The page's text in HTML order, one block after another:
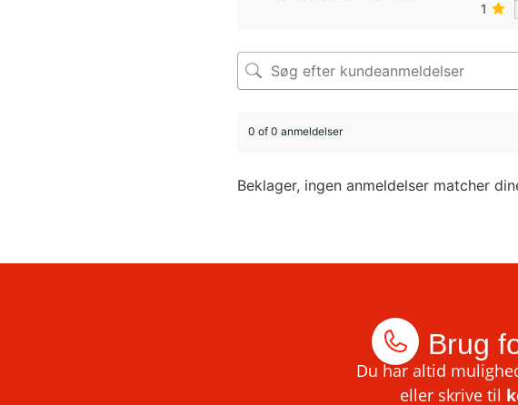
1
0 of 0 anmeldelser
Beklager, ingen anmeldelser matcher
Brug
Du har altid
eller skrive til